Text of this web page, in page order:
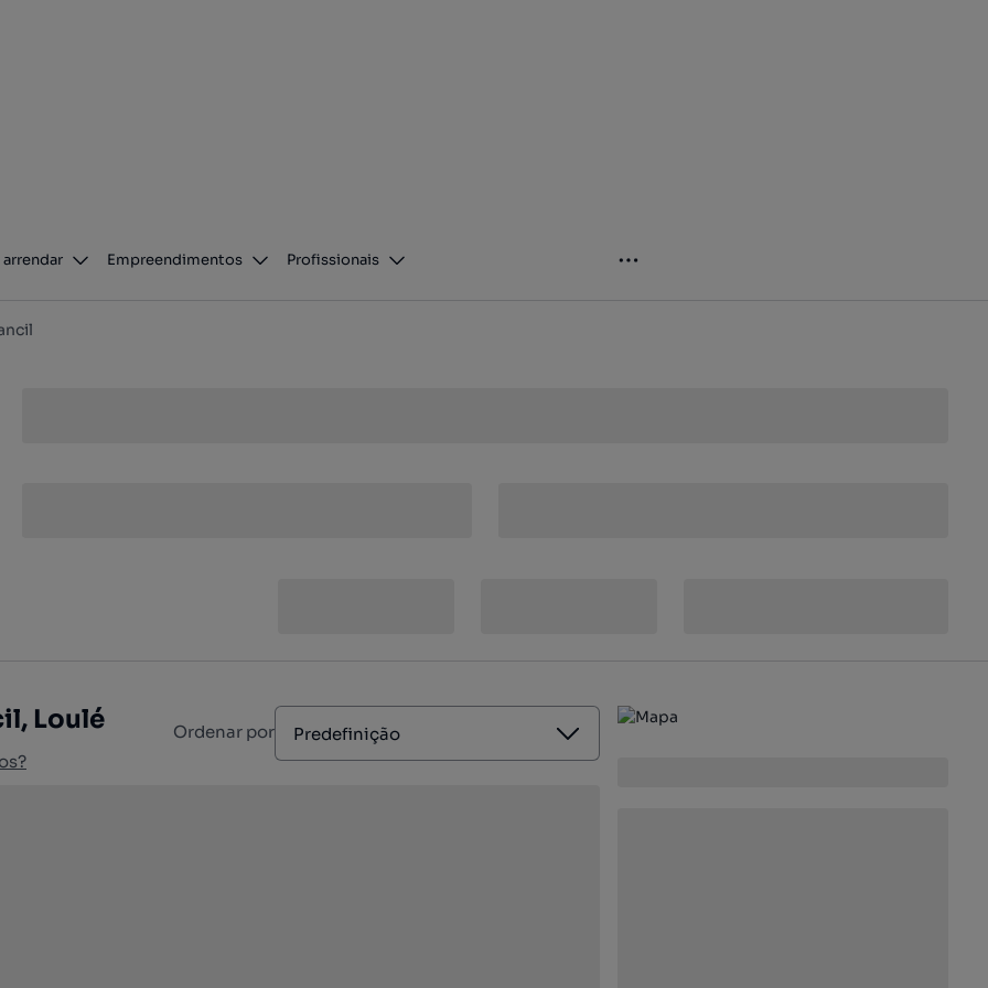
arrendar Empreendimentos Profissionais
Loulé Ordenar por Predefinição